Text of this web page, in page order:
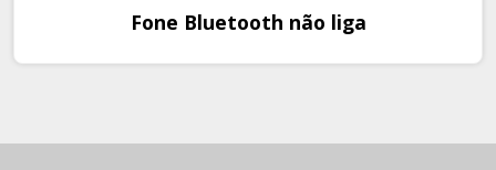
Fone Bluetooth não liga